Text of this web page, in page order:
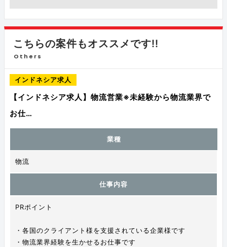
こちらの案件もオススメです!!
Others
インドネシア求人
【インドネシア求人】物流営業※未経験から物流業界で
お仕…
業種
物流
仕事内容
PRポイント
・各国のクライアント様を支援されている企業様です
・物流業界経験を生かせるお仕事です